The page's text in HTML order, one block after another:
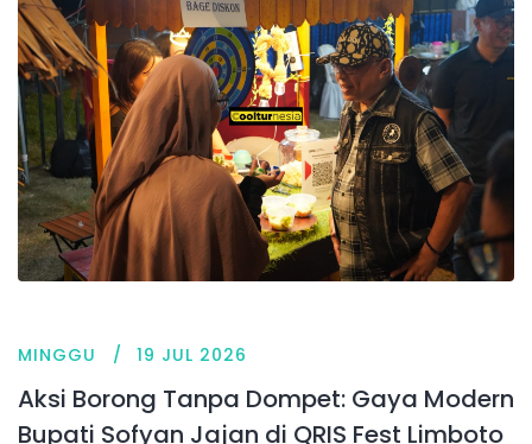
MINGGU 19 JUL 2026
Aksi Borong Tanpa Dompet: Gaya Modern
Bupati Sofyan Jajan di QRIS Fest Limboto